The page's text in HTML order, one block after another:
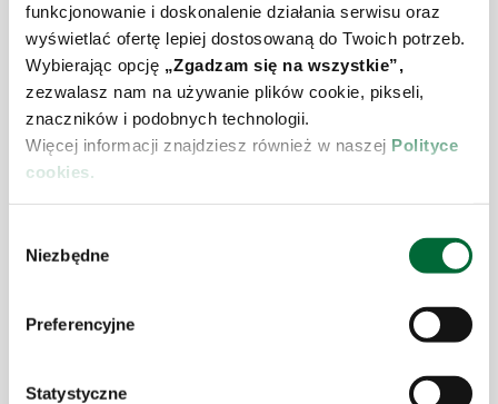
funkcjonowanie i doskonalenie działania serwisu oraz
wyświetlać ofertę lepiej dostosowaną do Twoich potrzeb.
Wybierając opcję „Zgadzam się na wszystkie”,
zezwalasz nam na używanie plików cookie, pikseli,
znaczników i podobnych technologii.
Więcej informacji znajdziesz również w naszej Polityce
cookies.
Niezbędne
Preferencyjne
Statystyczne
zautomatyzowanie tej części procesów pozwala
paletyzować do 30 000 kartonów na dobę przy zachowaniu
powtarzalnej jakości. Projekt ten jest ewolucją
doświadczeń z pierwszych wdrożeń stacji paletyzujących,
które od 2019 roku Raben wykorzystuje w oddziale
Stryków. Partnerska współpraca z klientami, ciągłe
poszukiwanie synergii i możliwości rozwoju dają
możliwości wdrażania takich rozwiązań. Ich rezultatem
także długofalowa efektywność kosztowa, dla operatora i